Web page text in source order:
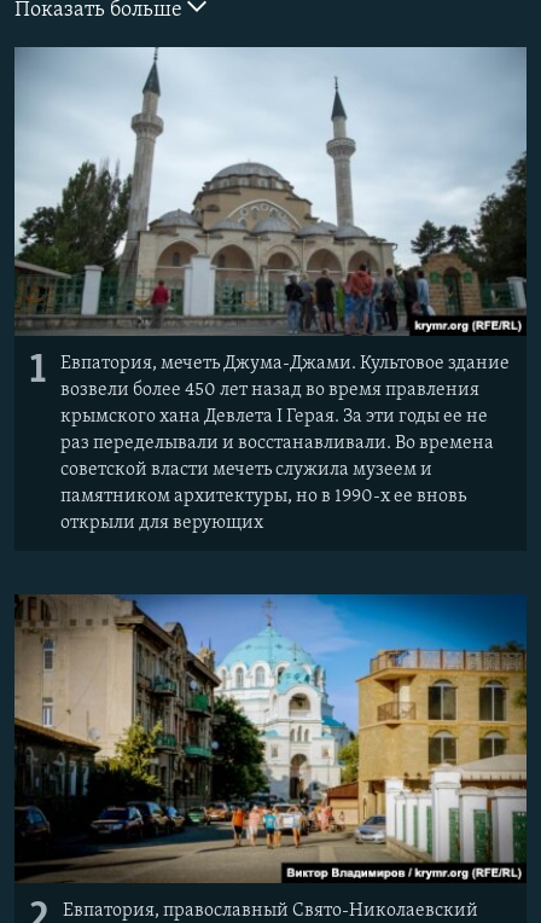
КРЫМ.НЕПОКОРЕННЫЙ
УКРАИНСКАЯ ПРОБЛЕМА КРЫМА
ПРИСОЕДИНЯЙТЕСЬ!
Все сайты RFE/RL
Показать больше
1
Евпатория, мечеть Джума-Джами. Культовое здание
возвели более 450 лет назад во время правления
крымского хана Девлета І Герая. За эти годы ее не
раз переделывали и восстанавливали. Во времена
советской власти мечеть служила музеем и
памятником архитектуры, но в 1990-х ее вновь
открыли для верующих
Евпатория, православный Свято-Николаевский